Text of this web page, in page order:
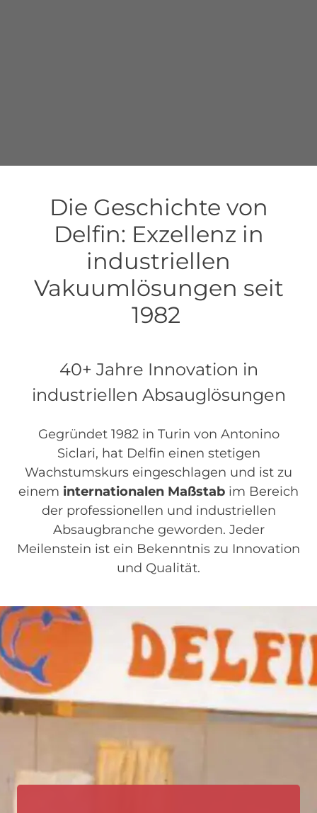
Die Geschichte von
Delfin: Exzellenz in
industriellen
Vakuumlösungen seit
1982
40+ Jahre Innovation in
industriellen Absauglösungen
Gegründet 1982 in Turin von Antonino
Siclari, hat Delfin einen stetigen
Wachstumskurs eingeschlagen und ist zu
einem internationalen Maßstab im Bereich
der professionellen und industriellen
Absaugbranche geworden. Jeder
Meilenstein ist ein Bekenntnis zu Innovation
und Qualität.